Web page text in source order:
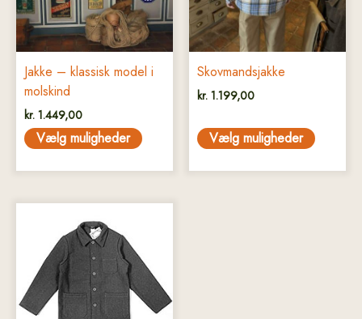
Jakke – klassisk model i
molskind
kr. 1.449,00
Vælg muligheder
kan
vælges
varesiden
Skovmandsjakke
kr. 1.199,00
Vælg muligheder
kan
vælges
varesiden
flere
varianter.
Mulighederne